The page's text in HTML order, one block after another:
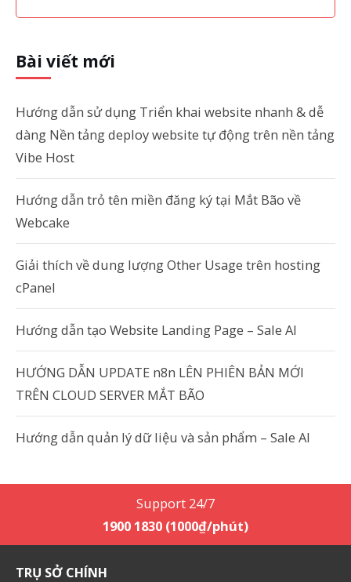
Bài viết mới
Hướng dẫn sử dụng Triển khai website nhanh & dễ
dàng Nền tảng deploy website tự động trên nền tảng
Vibe Host
Hướng dẫn trỏ tên miền đăng ký tại Mắt Bão về
Webcake
Giải thích về dung lượng Other Usage trên hosting
cPanel
Hướng dẫn tạo Website Landing Page – Sale AI
HƯỚNG DẪN UPDATE n8n LÊN PHIÊN BẢN MỚI
TRÊN CLOUD SERVER MẮT BÃO
Hướng dẫn quản lý dữ liệu và sản phẩm – Sale AI
Support 24/7
1900 1830 (1000₫/phút)
TRỤ SỞ CHÍNH